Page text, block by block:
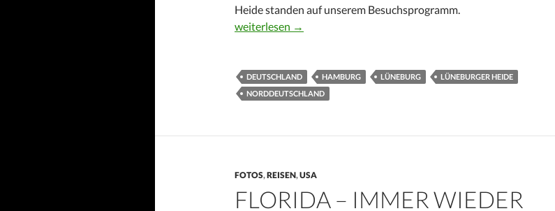
Heide standen auf unserem Besuchsprogramm.
Norddeutschland – vom platten Land ins Tor zur Welt!
weiterlesen →
DEUTSCHLAND HAMBURG LÜNEBURG
LÜNEBURGER HEIDE
NORDDEUTSCHLAND
FOTOS,REISEN,USA
FLORIDA – IMMER WIEDER